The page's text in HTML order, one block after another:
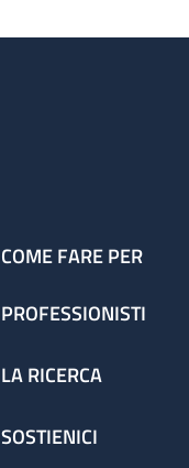
COME FARE PER
PROFESSIONISTI
LA RICERCA
SOSTIENICI